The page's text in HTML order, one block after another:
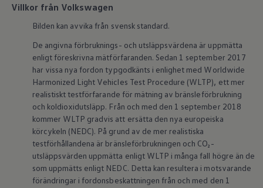
Park Assist & parkeringssensorer
Parkeringsbroms
Sign Assist
Traffic Jam Assist
Trailer Assist
IQ.Drive
Ordlista
Digitala extrafunktioner
Hitta tjänster för din modell
Volkswagen-appar, inloggning och shoppen
Koppla ihop mobilen och bilen
Uppdateringar för programvara, kartor och
We Charge
Elbilar
Våra elbilar
ID. Polo
ID.3
Villkor från Volkswagen
Bilden kan avvika från svensk standard.
De angivna förbruknings- och utsläppsvärdena är uppmätta
enligt föreskrivna mätförfaranden. Sedan 1 september 2017
har vissa nya fordon typgodkänts i enlighet med Worldwide
Harmonized Light Vehicles Test Procedure (WLTP), ett mer
realistiskt testförfarande för mätning av bränsleförbrukning
och koldioxidutsläpp. Från och med den 1 september 2018
kommer WLTP gradvis att ersätta den nya europeiska
körcykeln (NEDC). På grund av de mer realistiska
testförhållandena är bränsleförbrukningen och CO₂-
utsläppsvärden uppmätta enligt WLTP i många fall högre än de
som uppmätts enligt NEDC. Detta kan resultera i motsvarande
förändringar i fordonsbeskattningen från och med den 1